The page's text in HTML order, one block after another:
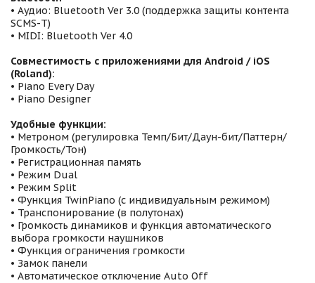
• Аудио: Bluetooth Ver 3.0 (поддержка защиты контента
SCMS-T)
• MIDI: Bluetooth Ver 4.0
Совместимость с приложениями для Android / iOS
(Roland):
• Piano Every Day
• Piano Designer
Удобные функции:
• Метроном (регулировка Темп/Бит/Даун-бит/Паттерн/
Громкость/Тон)
• Регистрационная память
• Режим Dual
• Режим Split
• Функция TwinPiano (с индивидуальным режимом)
• Транспонирование (в полутонах)
• Громкость динамиков и функция автоматического
выбора громкости наушников
• Функция ограничения громкости
• Замок панели
• Автоматическое отключение Auto Off